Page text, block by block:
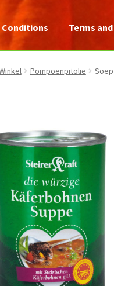
Conditions Terms
Pompoenpitolie